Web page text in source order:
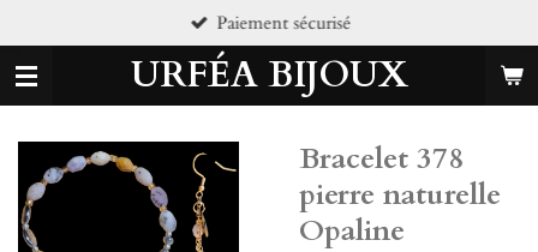
au
contenu
principal
URFÉA BIJOUX
Paiement sécurisé
Bracelet 378
pierre naturelle
Opaline